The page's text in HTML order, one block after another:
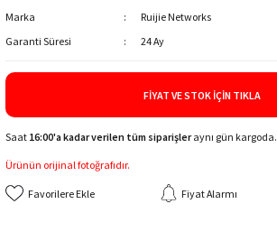
Marka
Ruijie Networks
Garanti Süresi
24 Ay
FIYAT VE STOK İÇIN TIKLA
Saat 16:00'a kadar verilen tüm siparişleraynı gün kargoda.
Ürünün orijinal fotoğrafıdır.
Fiyat Alarmı